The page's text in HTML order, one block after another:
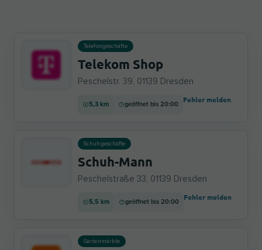
Telefongeschäfte
Telekom Shop
Peschelstr. 39, 01139 Dresden
5,3 km geöffnet bis 20:00
Fehler melden
Schuhgeschäfte
Schuh-Mann
Peschelstraße 33, 01139 Dresden
5,5 km geöffnet bis 20:00
Fehler melden
Gartenmärkte